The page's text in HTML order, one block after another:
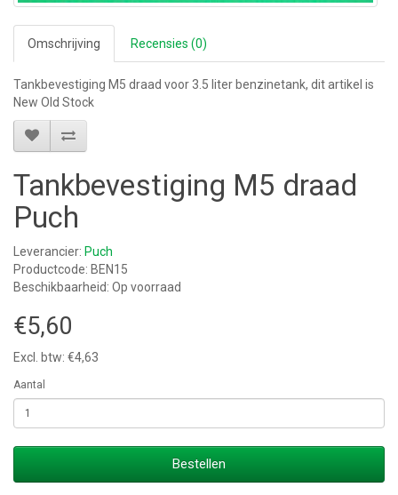
Omschrijving Recensies (0)
Tankbevestiging M5 draad voor 3.5 liter benzinetank, dit artikel is
New Old Stock
Tankbevestiging M5 draad
Puch
Leverancier: Puch
Productcode: BEN15
Beschikbaarheid: Op voorraad
€5,60
Excl. btw: €4,63
Aantal
Bestellen